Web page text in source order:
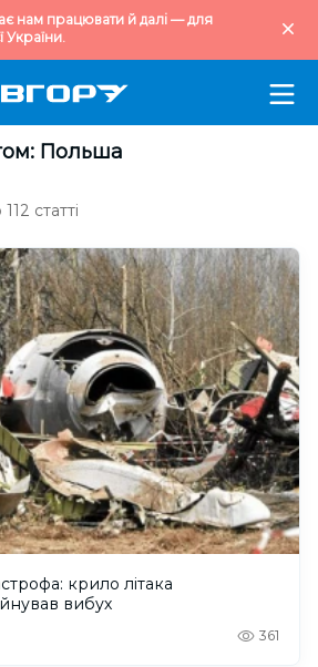
нам працювати й далі — для
України.
Польша
статті
крило літака
вибух
361